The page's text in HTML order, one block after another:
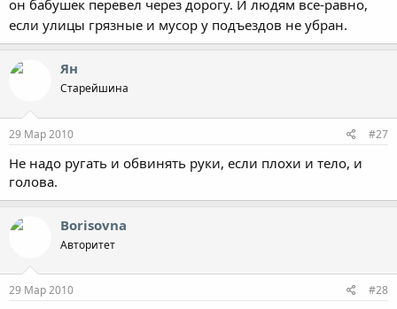
он бабушек перевел через дорогу. И людям все-равно,
если улицы грязные и мусор у подъездов не убран.
Ян
Старейшина
29 Мар 2010 #27
Не надо ругать и обвинять руки, если плохи и тело, и
голова.
Borisovna
Авторитет
29 Мар 2010 #28